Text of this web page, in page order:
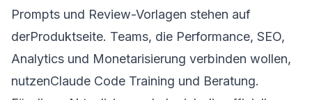
Prompts und Review-Vorlagen stehen auf
derProduktseite. Teams, die Performance, SEO,
Analytics und Monetarisierung verbinden wollen,
nutzenClaude Code Training und Beratung.